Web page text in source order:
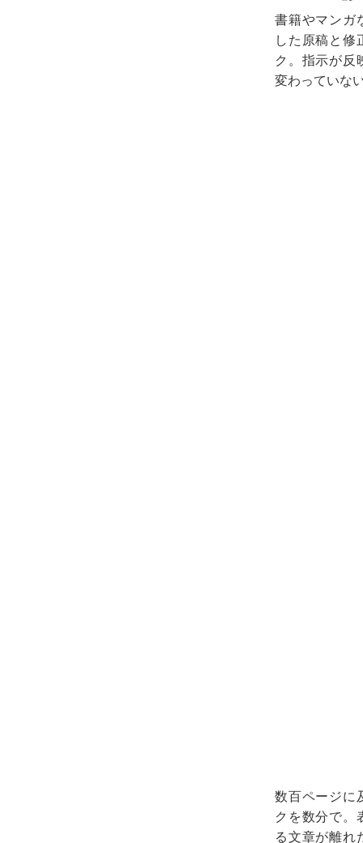
書籍やマンガ
した原稿と修
ク。指示が反
変わっていな
数百ページに
クを数分で。
る文章が離れ